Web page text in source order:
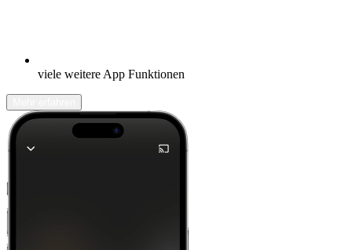
viele weitere App Funktionen